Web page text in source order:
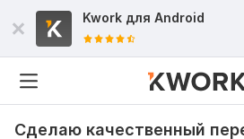
Kwork для Android
Сделаю качественный